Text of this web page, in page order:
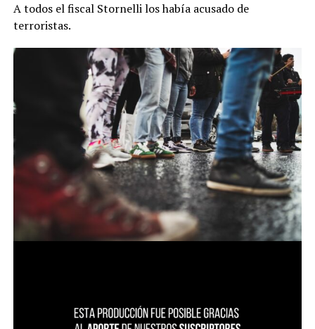
A todos el fiscal Stornelli los había acusado de
terroristas.